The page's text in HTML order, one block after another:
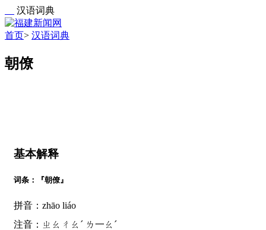
汉语词典
首页> 汉语词典
朝僚
基本解释
词条：『朝僚』
拼音：zhāo liáo
注音：ㄓㄠㄔㄠˊ ㄌ一ㄠˊ